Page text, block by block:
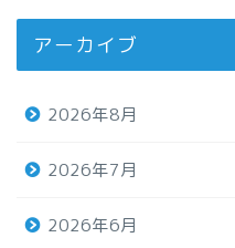
アーカイブ
2026年8月
2026年7月
2026年6月